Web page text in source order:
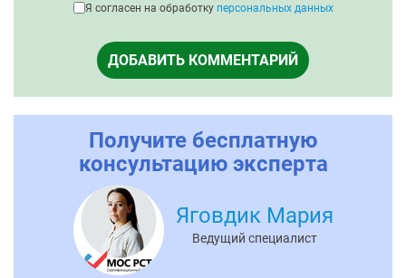
Я согласен на обработку персональных данных
ДОБАВИТЬ КОММЕНТАРИЙ
Получите бесплатную
консультацию эксперта
Яговдик Мария
Ведущий специалист